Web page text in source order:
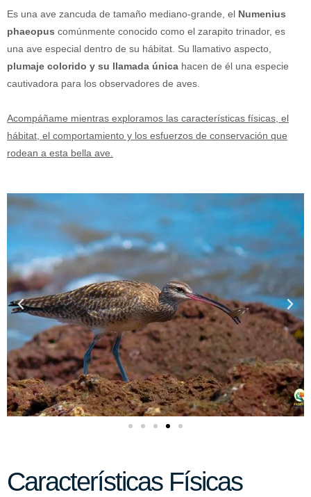
Es una ave zancuda de tamaño mediano-grande, el Numenius
phaeopus comúnmente conocido como el zarapito trinador, es
una ave especial dentro de su hábitat. Su llamativo aspecto,
plumaje colorido y su llamada única hacen de él una especie
cautivadora para los observadores de aves.
Acompáñame mientras exploramos las características físicas, el
hábitat, el comportamiento y los esfuerzos de conservación que
rodean a esta bella ave.
Características Físicas